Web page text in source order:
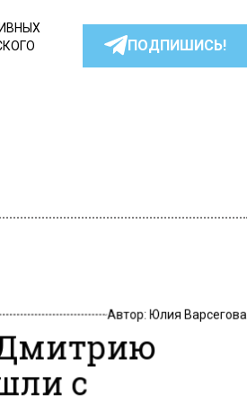
ПОДПИШИСЬ!
Автор:Юлия Варсегова
с